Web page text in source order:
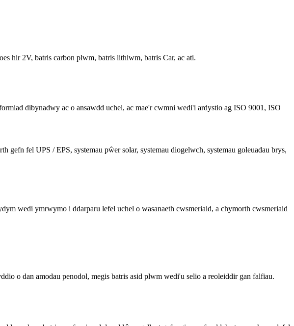
hir 2V, batris carbon plwm, batris lithiwm, batris Car, ac ati.
dibynadwy ac o ansawdd uchel, ac mae'r cwmni wedi'i ardystio ag ISO 9001, ISO
fel UPS / EPS, systemau pŵer solar, systemau diogelwch, systemau goleuadau brys,
wedi ymrwymo i ddarparu lefel uchel o wasanaeth cwsmeriaid, a chymorth cwsmeriaid
o dan amodau penodol, megis batris asid plwm wedi'u selio a reoleiddir gan falfiau.